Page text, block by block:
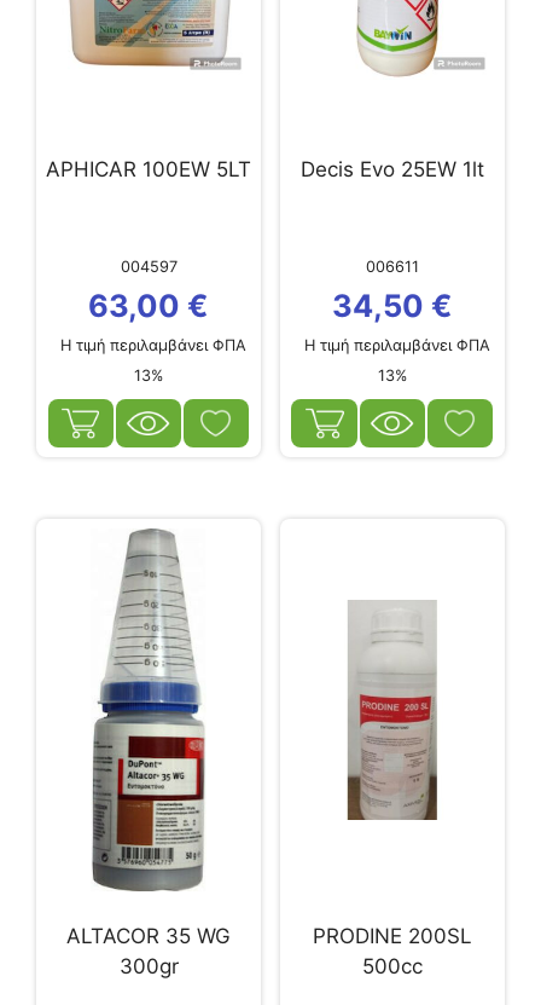
APHICAR 100EW 5LT
004597
63,00 €
Η τιμή περιλαμβάνει ΦΠΑ
13%
Decis Evo 25EW 1lt
006611
34,50 €
Η τιμή περιλαμβάνει ΦΠΑ
13%
ALTACOR 35 WG
300gr
PRODINE 200SL
500cc